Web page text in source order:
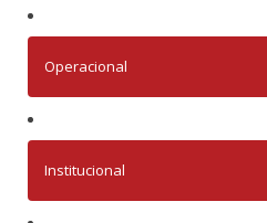
Operacional
Institucional